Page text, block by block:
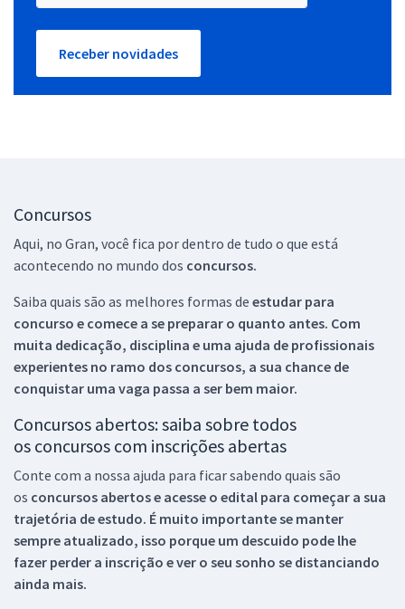
Receber novidades
Concursos
Aqui, no Gran, você fica por dentro de tudo o que está
acontecendo no mundo dos concursos.
Saiba quais são as melhores formas de estudar para
concurso e comece a se preparar o quanto antes. Com
muita dedicação, disciplina e uma ajuda de profissionais
experientes no ramo dos concursos, a sua chance de
conquistar uma vaga passa a ser bem maior.
Concursos abertos: saiba sobre todos
os concursos com inscrições abertas
Conte com a nossa ajuda para ficar sabendo quais são
os concursos abertos e acesse o edital para começar a sua
trajetória de estudo. É muito importante se manter
sempre atualizado, isso porque um descuido pode lhe
fazer perder a inscrição e ver o seu sonho se distanciando
ainda mais.